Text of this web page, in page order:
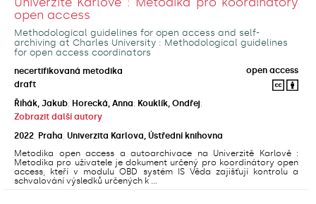
open access
Methodological guidelines for open access and self-
archiving at Charles University : Methodological guidelines
for open access coordinators
necertifikovaná metodika
open access
draft
Řihák, Jakub; Horecká, Anna; Kouklík, Ondřej;
Zobrazit další autory
2022 Praha Univerzita Karlova, Ústřední knihovna
Metodika open access a autoarchivace na Univerzitě Karlově :
Metodika pro uživatele je dokument určený pro koordinátory open
access, kteří v modulu OBD systém IS Věda zajišťují kontrolu a
schvalování výsledků určených k ...